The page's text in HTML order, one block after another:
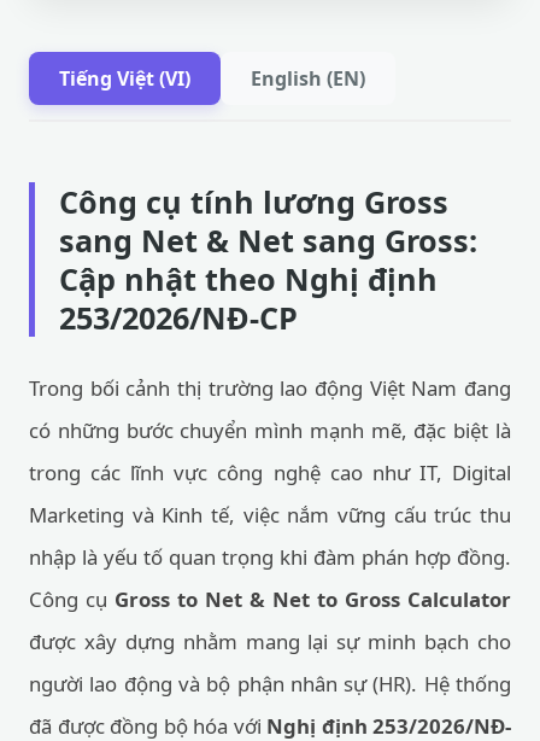
Tiếng Việt (VI) English (EN)
Công cụ tính lương Gross
sang Net & Net sang Gross:
Cập nhật theo Nghị định
253/2026/NĐ-CP
Trong bối cảnh thị trường lao động Việt Nam đang
có những bước chuyển mình mạnh mẽ, đặc biệt là
trong các lĩnh vực công nghệ cao như IT, Digital
Marketing và Kinh tế, việc nắm vững cấu trúc thu
nhập là yếu tố quan trọng khi đàm phán hợp đồng.
Công cụ Gross to Net & Net to Gross Calculator
được xây dựng nhằm mang lại sự minh bạch cho
người lao động và bộ phận nhân sự (HR). Hệ thống
đã được đồng bộ hóa với Nghị định 253/2026/NĐ-